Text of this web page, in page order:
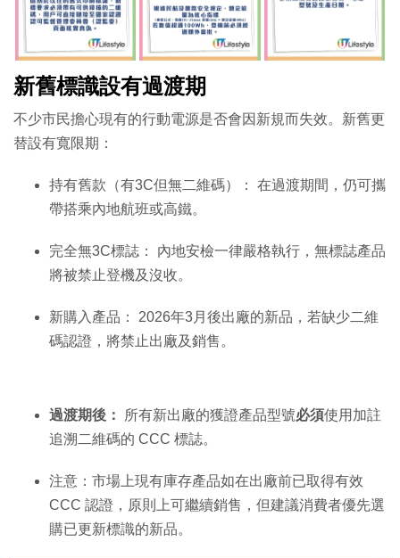
新舊標識設有過渡期
不少市民擔心現有的行動電源是否會因新規而失效。新舊更
替設有寬限期：
持有舊款（有3C但無二維碼）： 在過渡期間，仍可攜
帶搭乘內地航班或高鐵。
完全無3C標誌： 內地安檢一律嚴格執行，無標誌產品
將被禁止登機及沒收。
新購入產品： 2026年3月後出廠的新品，若缺少二維
碼認證，將禁止出廠及銷售。
過渡期後： 所有新出廠的獲證產品型號必須使用加註
追溯二維碼的 CCC 標誌。
注意：市場上現有庫存產品如在出廠前已取得有效
CCC 認證，原則上可繼續銷售，但建議消費者優先選
購已更新標識的新品。